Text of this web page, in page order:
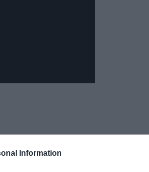
Information